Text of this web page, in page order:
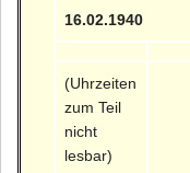
16.02.1940
(Uhrzeiten
zum Teil
nicht
lesbar)